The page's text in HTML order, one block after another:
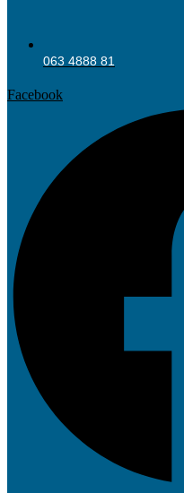
063 4888 81
Facebook